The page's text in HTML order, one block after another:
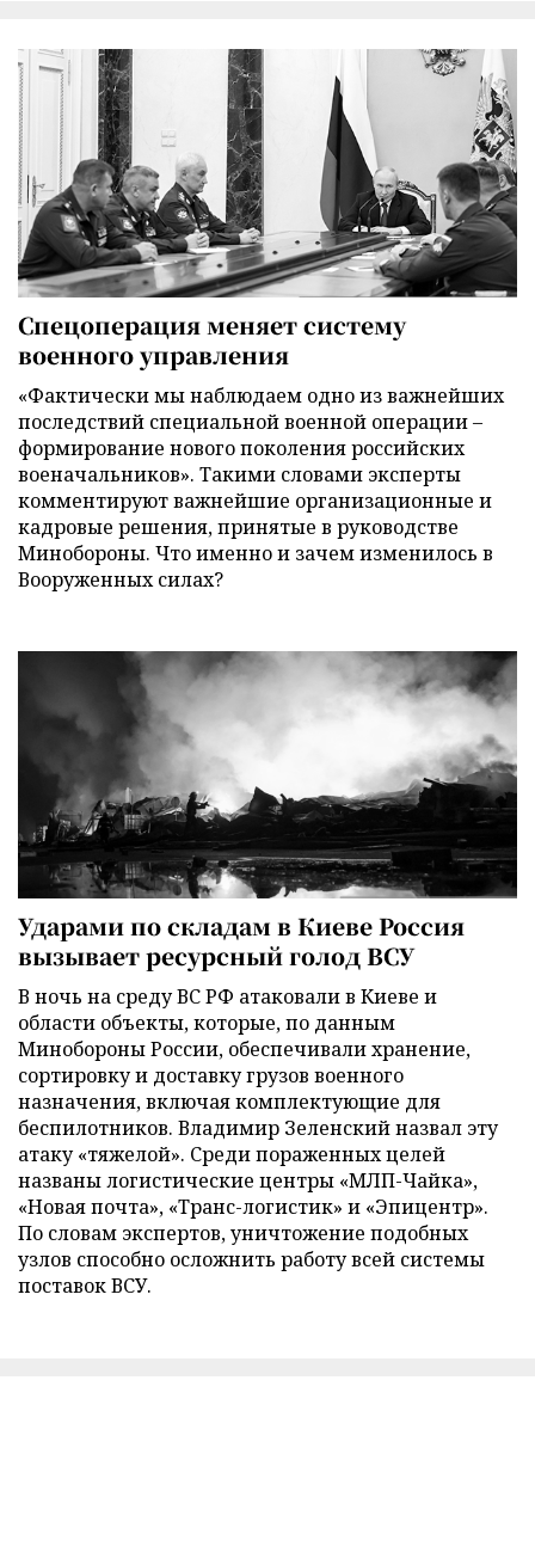
Спецоперация меняет систему
военного управления
«Фактически мы наблюдаем одно из важнейших
последствий специальной военной операции –
формирование нового поколения российских
военачальников». Такими словами эксперты
комментируют важнейшие организационные и
кадровые решения, принятые в руководстве
Минобороны. Что именно и зачем изменилось в
Вооруженных силах?
Ударами по складам в Киеве Россия
вызывает ресурсный голод ВСУ
В ночь на среду ВС РФ атаковали в Киеве и
области объекты, которые, по данным
Минобороны России, обеспечивали хранение,
сортировку и доставку грузов военного
назначения, включая комплектующие для
беспилотников. Владимир Зеленский назвал эту
атаку «тяжелой». Среди пораженных целей
названы логистические центры «МЛП-Чайка»,
«Новая почта», «Транс-логистик» и «Эпицентр».
По словам экспертов, уничтожение подобных
узлов способно осложнить работу всей системы
поставок ВСУ.